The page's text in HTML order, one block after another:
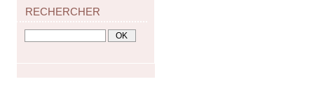
RECHERCHER